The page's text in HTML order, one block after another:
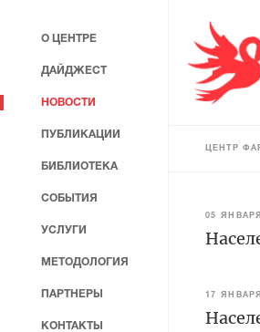
ЦЕНТР
05
17
О ЦЕНТРЕ
ДАЙДЖЕСТ
НОВОСТИ
ПУБЛИКАЦИИ
БИБЛИОТЕКА
СОБЫТИЯ
УСЛУГИ
МЕТОДОЛОГИЯ
ПАРТНЕРЫ
КОНТАКТЫ